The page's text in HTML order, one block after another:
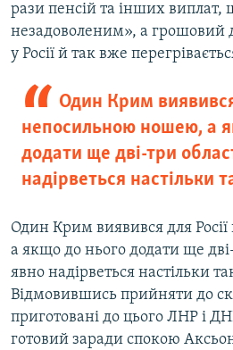
рази пенсій та інших виплат,
незадоволеним», а грошовий
у Росії й так вже
Один Крим виявився
непосильною ношею, а
додати ще дві-три
надірветься настільки
Один Крим виявився для
а якщо до нього додати ще дві-
явно надірветься настільки
Відмовившись прийняти до
приготовані до цього ЛНР і
готовий заради спокою